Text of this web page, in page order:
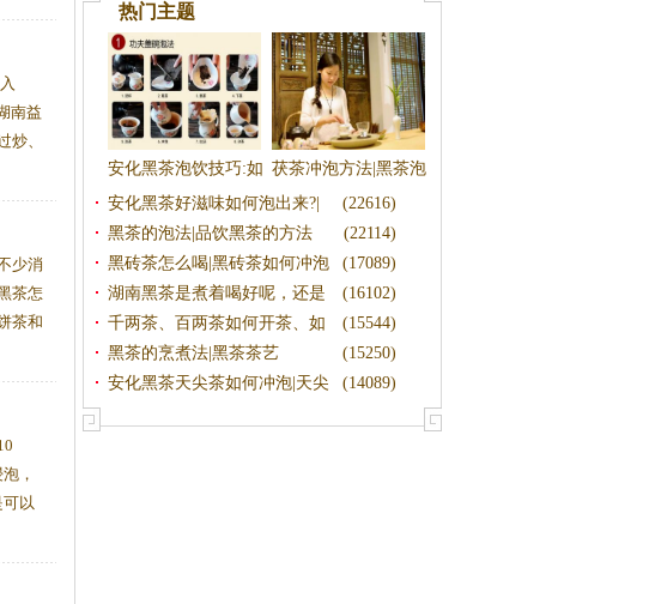
南益
炒、
少消
茶怎
茶和
，
以
热门主题
安化黑茶泡饮技巧:如
何醒茶|黑茶冲泡
茯茶冲泡方法|黑茶泡
法 (22616)
安化黑茶好滋味如何泡出来?|
黑茶泡
(22114)
黑茶的泡法|品饮黑茶的方法
(17089)
黑砖茶怎么喝|黑砖茶如何冲泡
(16102)
湖南黑茶是煮着喝好呢，还是
泡着喝
(15544)
千两茶、百两茶如何开茶、如
何冲泡
(15250)
黑茶的烹煮法|黑茶茶艺
(14089)
安化黑茶天尖茶如何冲泡|天尖